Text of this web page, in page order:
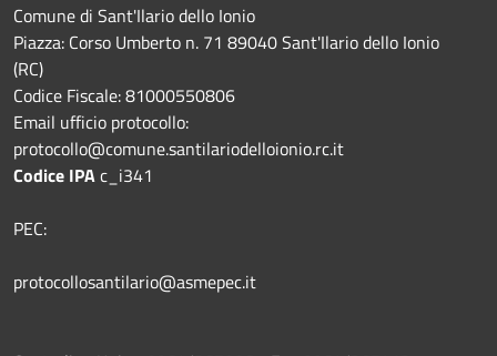
Comune di Sant'Ilario dello Ionio
Piazza: Corso Umberto n. 71 89040 Sant'Ilario dello Ionio
(RC)
Codice Fiscale: 81000550806
Email ufficio protocollo:
protocollo@comune.santilariodelloionio.rc.it
Codice IPAc_i341
PEC:
protocollosantilario@asmepec.it